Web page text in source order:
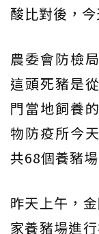
酸比對後，
農委會防檢
這頭死豬是
門當地飼養
物防疫所今
共68個養豬
昨天上午，
家養豬場進